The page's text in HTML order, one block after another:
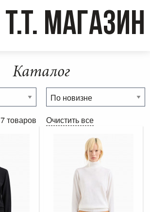
T.T. МАГАЗИН
Каталог
7 товаров Очистить все